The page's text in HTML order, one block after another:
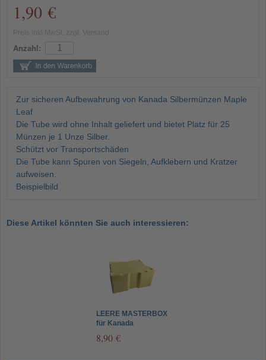
1,90 €
Anzahl:
Zur sicheren Aufbewahrung von Kanada Silbermünzen Maple
Leaf
Die Tube wird ohne Inhalt geliefert und bietet Platz für 25
Münzen je 1 Unze Silber.
Schützt vor Transportschäden
Die Tube kann Spuren von Siegeln, Aufklebern und Kratzer
aufweisen.
Beispielbild
Diese Artikel könnten Sie auch interessieren:
LEERE MASTERBOX
für Kanada
8,90 €